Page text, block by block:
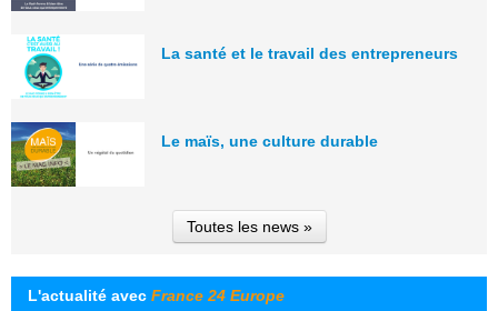
La santé et le travail des entrepreneurs
Le maïs, une culture durable
Toutes les news »
L'actualité avec France 24 Europe